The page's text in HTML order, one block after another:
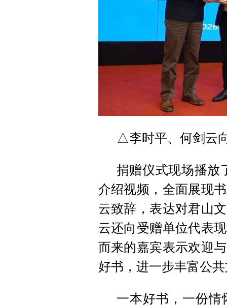
△李时平、何剑云
捐赠仪式现场播放
介绍视频，全面展现
云致辞，表达对君山
云还向受赠单位代表
而来的嘉宾表示欢迎
好书，进一步丰富公
一本好书，一份